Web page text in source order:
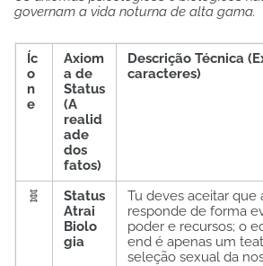
governam a vida noturna de alta gama.
Íc
o
n
e
Axiom
a de
Status
(A
realid
ade
dos
fatos)
Descrição Técnica
caracteres)
🧬
Status
Atrai
Biolo
gia
Tu deves aceitar
responde de forma
poder e recursos; o
end é apenas um
seleção sexual da